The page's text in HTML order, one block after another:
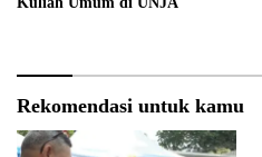
Rekomendasi untuk kamu